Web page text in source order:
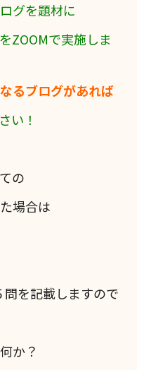
グを題材に
ZOOMで実施しま
るブログがあれば
い！
の
場合は
記載しますので
か？